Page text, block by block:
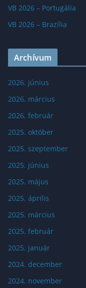
VB 2026 – Portugália
VB 2026 – Brazília
Archívum
2026. június
2026. március
2026. február
2025. október
2025. szeptember
2025. június
2025. május
2025. április
2025. március
2025. február
2025. január
2024. december
2024. november